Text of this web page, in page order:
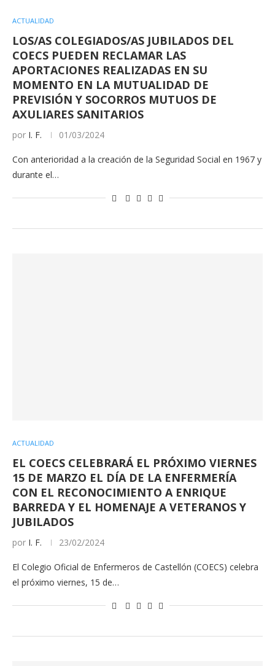
ACTUALIDAD
LOS/AS COLEGIADOS/AS JUBILADOS DEL
COECS PUEDEN RECLAMAR LAS
APORTACIONES REALIZADAS EN SU
MOMENTO EN LA MUTUALIDAD DE
PREVISIÓN Y SOCORROS MUTUOS DE
AXULIARES SANITARIOS
por I. F. 01/03/2024
Con anterioridad a la creación de la Seguridad Social en 1967 y
durante el…
ACTUALIDAD
EL COECS CELEBRARÁ EL PRÓXIMO VIERNES
15 DE MARZO EL DÍA DE LA ENFERMERÍA
CON EL RECONOCIMIENTO A ENRIQUE
BARREDA Y EL HOMENAJE A VETERANOS Y
JUBILADOS
por I. F. 23/02/2024
El Colegio Oficial de Enfermeros de Castellón (COECS) celebra
el próximo viernes, 15 de…